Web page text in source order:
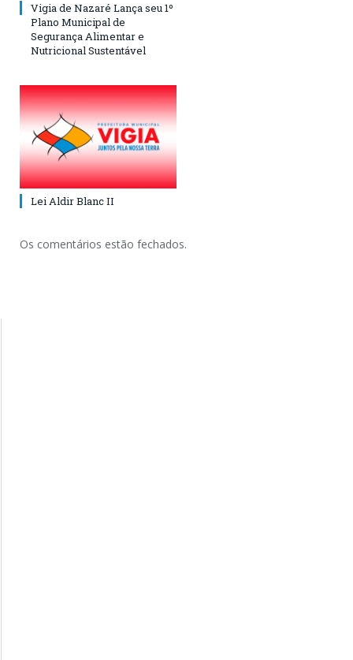
Vigia de Nazaré Lança seu 1º
Plano Municipal de
Segurança Alimentar e
Nutricional Sustentável
Lei Aldir Blanc II
Os comentários estão fechados.